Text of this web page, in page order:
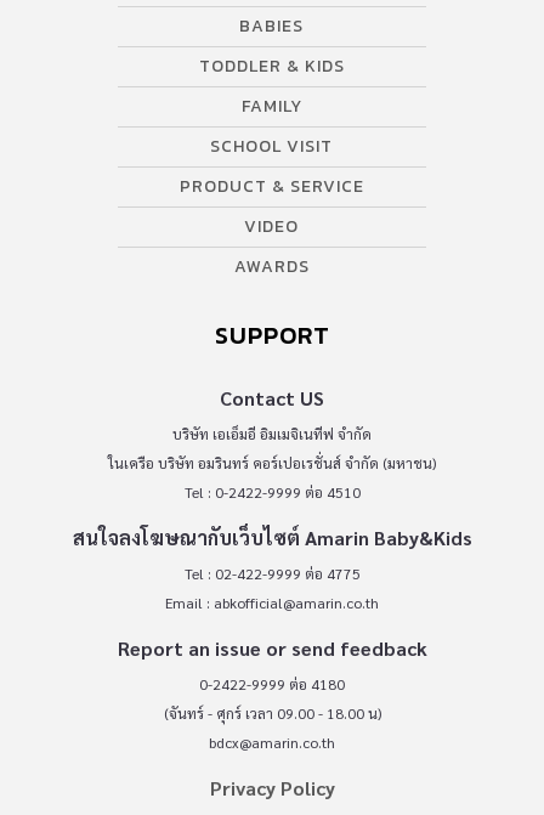
BABIES
TODDLER & KIDS
FAMILY
SCHOOL VISIT
PRODUCT & SERVICE
VIDEO
AWARDS
SUPPORT
Contact US
บริษัท เอเอ็มอี อิมเมจิเนทีฟ จำกัด
ในเครือ บริษัท อมรินทร์ คอร์เปอเรชั่นส์ จำกัด (มหาชน)
Tel : 0-2422-9999 ต่อ 4510
สนใจลงโฆษณากับเว็บไซต์ Amarin Baby&Kids
Tel : 02-422-9999 ต่อ 4775
Email : abkofficial@amarin.co.th
Report an issue or send feedback
0-2422-9999 ต่อ 4180
(จันทร์ - ศุกร์ เวลา 09.00 - 18.00 น)
bdcx@amarin.co.th
Privacy Policy